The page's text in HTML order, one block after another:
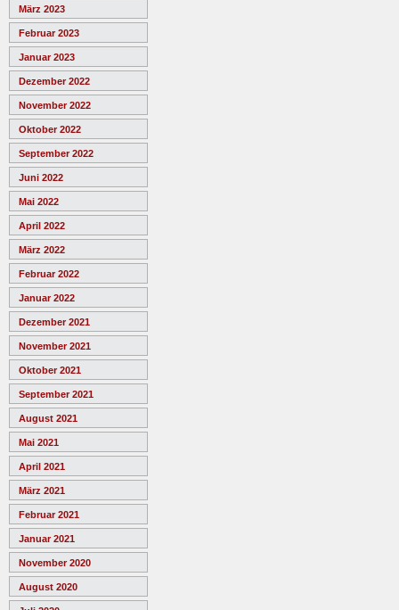
März 2023
Februar 2023
Januar 2023
Dezember 2022
November 2022
Oktober 2022
September 2022
Juni 2022
Mai 2022
April 2022
März 2022
Februar 2022
Januar 2022
Dezember 2021
November 2021
Oktober 2021
September 2021
August 2021
Mai 2021
April 2021
März 2021
Februar 2021
Januar 2021
November 2020
August 2020